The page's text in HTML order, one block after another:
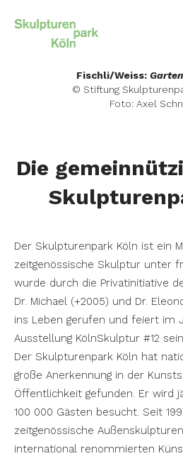
Fischli/Weiss: Garten
© Stiftung
Foto: Axel
Die
Der Skulpturenpark Köln ist ein
zeitgenössische Skulptur unter
wurde durch die Privatinitiative
Dr. Michael (+2005) und Dr.
ins Leben gerufen und feiert im
Ausstellung KölnSkulptur #12⁠
Der Skulpturenpark Köln hat
große Anerkennung in der
Öffentlichkeit gefunden. Er wird
100 000 Gästen besucht. Seit
zeitgenössische
international renommierten